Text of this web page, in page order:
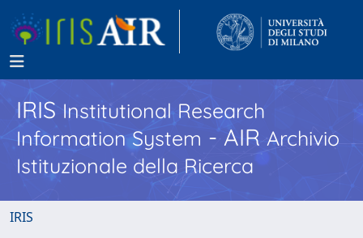
IRISInstitutional Research
Information System - AIR Archivio
Istituzionale della Ricerca
IRIS